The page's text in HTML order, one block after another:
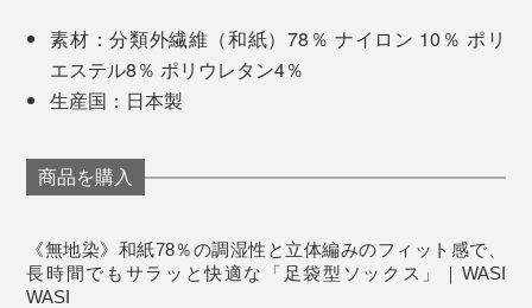
前処理、染色、定着、洗浄など、完成までには実に7工
程以上。熟練の職人が状態を見極めながら、和紙の風合
ちからも高く評価されたのだとか。
「この素材の良さを、素肌に近いところでもっと活かせ
ないだろうか」そんな発想から生まれたのが、『WASI
素材：分類外繊維（和紙）78％ ナイロン 10％ ポリ
エステル8％ ポリウレタン4％
生産国：日本製
商品を購入
《無地染》和紙78％の調湿性と立体編みのフィット感で、
長時間でもサラッと快適な「足袋型ソックス」｜WASI
WASI